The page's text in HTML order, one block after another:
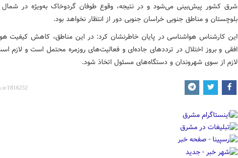
شرق کشور پیش‌بینی می‌شود و در نتیجه، وقوع طوفان گردوخاک به‌ویژه در
بلوچستان و مناطق جنوبی خراسان جنوبی دور از انتظار نخواهد بود.
این کارشناس هواشناسی در پایان خاطرنشان کرد: در این مناطق، کاهش کیفیت
افقی و بروز اختلال در ترددهای جاده‌ای و فعالیت‌های روزمره محتمل است و لازم
لازم از سوی شهروندان و دستگاه‌های مسئول اتخاذ شود.